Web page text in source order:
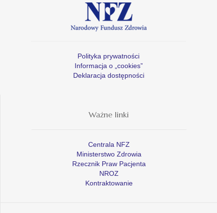
Polityka prywatności
Informacja o „cookies”
Deklaracja dostępności
Ważne linki
Centrala NFZ
Ministerstwo Zdrowia
Rzecznik Praw Pacjenta
NROZ
Kontraktowanie